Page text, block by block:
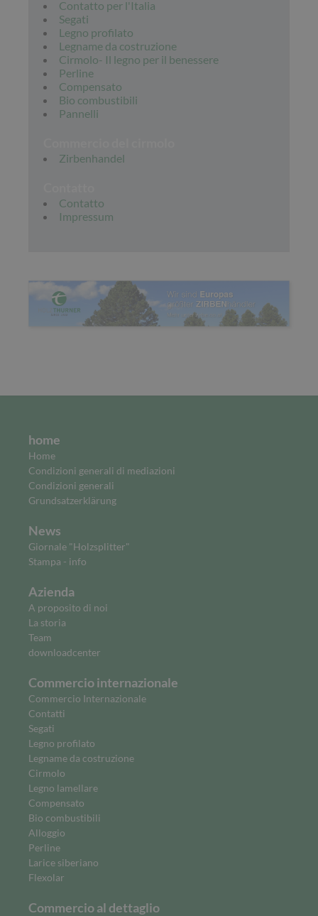
Contatto per l'Italia
Segati
Legno profilato
Legname da costruzione
Cirmolo- Il legno per il benessere
Perline
Compensato
Bio combustibili
Pannelli
Zirbenhandel
Contatto
Impressum
home
Home
Condizioni generali di mediazioni
Condizioni generali
Grundsatzerklärung
News
Giornale "Holzsplitter"
Stampa - info
Azienda
A proposito di noi
La storia
Team
downloadcenter
Commercio internazionale
Commercio Internazionale
Contatti
Segati
Legno profilato
Legname da costruzione
Cirmolo
Legno lamellare
Compensato
Bio combustibili
Alloggio
Perline
Larice siberiano
Flexolar
Commercio al dettaglio